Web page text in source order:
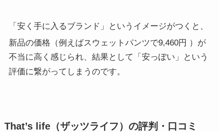
「安く手に入るブランド」というイメージがつくと、
新品の価格（例えばスウェットパンツで9,460円 ）が
不当に高く感じられ、結果として「安っぽい」という
評価に繋がってしまうのです。
That’s life（ザッツライフ）の評判・口コミ